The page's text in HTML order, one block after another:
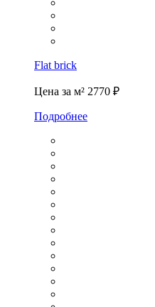
Flat brick
Цена за м² 2770 ₽
Подробнее